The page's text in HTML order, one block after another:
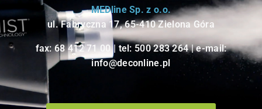
MEDline Sp. z o.o.
ul. Fabryczna 17, 65-410 Zielona Góra
fax: 68 412 71 00 | tel: 500 283 264| e-mail:
info@deconline.pl